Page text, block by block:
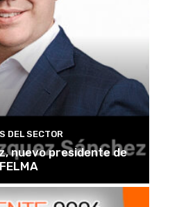
DEL SECTOR
nuevo presidente de